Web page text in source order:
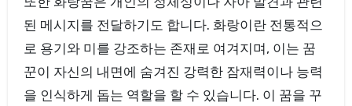
된 메시지를 전달하기도 합니다. 화랑이란 전통적으
로 용기와 미를 강조하는 존재로 여겨지며, 이는 꿈
꾼이 자신의 내면에 숨겨진 강력한 잠재력이나 능력
을 인식하게 돕는 역할을 할 수 있습니다. 이 꿈을 꾸